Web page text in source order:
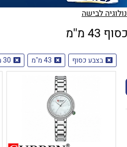
לבישה
שעוני יד בצבע כסוף 43 מ''מ
בצבע כסוף 43 מ''מ 30 מ''מ